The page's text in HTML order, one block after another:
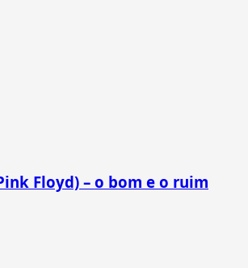
Floyd) – o bom e o ruim